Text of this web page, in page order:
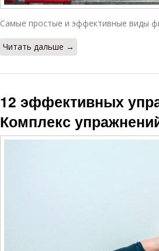
Самые простые и эффективные виды
Читать дальше →
12 эффективных
Комплекс